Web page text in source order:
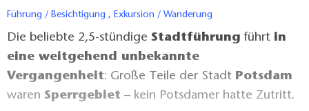
Führung / Besichtigung , Exkursion / Wanderung
Die beliebte 2,5-stündige Stadtführung führt in
eine weitgehend unbekannte
Vergangenheit: Große Teile der Stadt Potsdam
waren Sperrgebiet – kein Potsdamer hatte Zutritt.